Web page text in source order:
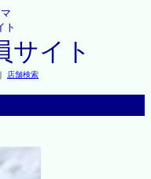
ト
サイト
｜ 店舗検索